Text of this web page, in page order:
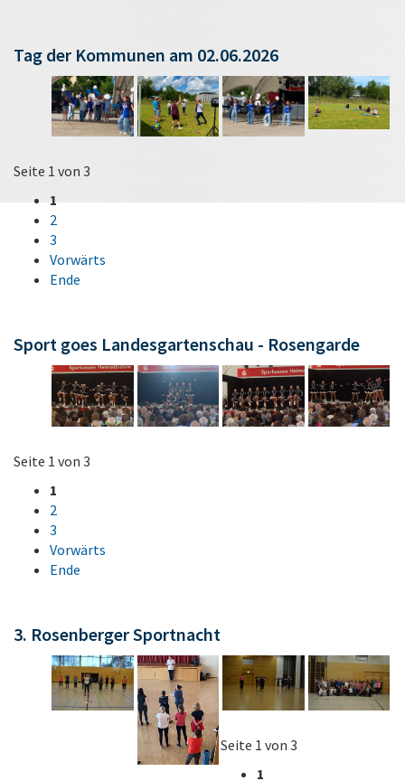
Tag der Kommunen am 02.06.2026
Seite 1 von 3
1
2
3
Vorwärts
Ende
Sport goes Landesgartenschau - Rosengarde
Seite 1 von 3
1
2
3
Vorwärts
Ende
3. Rosenberger Sportnacht
Seite 1 von 3
1